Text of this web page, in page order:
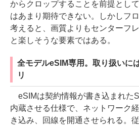
からクロップすることを前提とし
はあまり期待できない。しかしフ
考えると、画質よりもセンターフ
と楽しそうな要素ではある。
全モデルeSIM専用。取り扱いに
リ
eSIMは契約情報が書き込まれた
内蔵させる仕様で、ネットワーク
き込み、回線を開通させられる。